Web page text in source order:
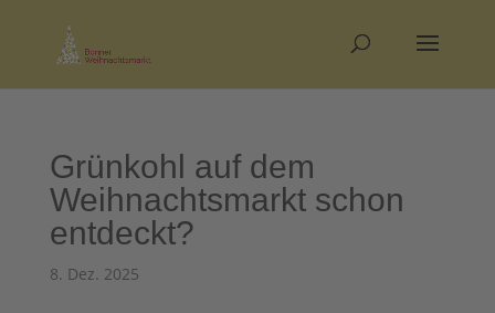
Grünkohl auf dem
Weihnachtsmarkt schon
entdeckt?
8. Dez. 2025